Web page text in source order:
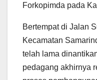
Forkopimda pada
Bertempat di Jalan
Kecamatan
telah lama
pedagang akhirnya